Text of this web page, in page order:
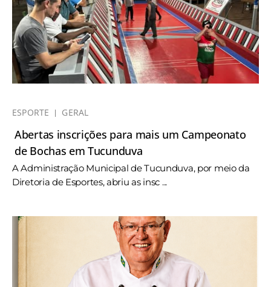
ESPORTE GERAL
Abertas inscrições para mais um Campeonato
de Bochas em Tucunduva
A Administração Municipal de Tucunduva, por meio da
Diretoria de Esportes, abriu as insc ...